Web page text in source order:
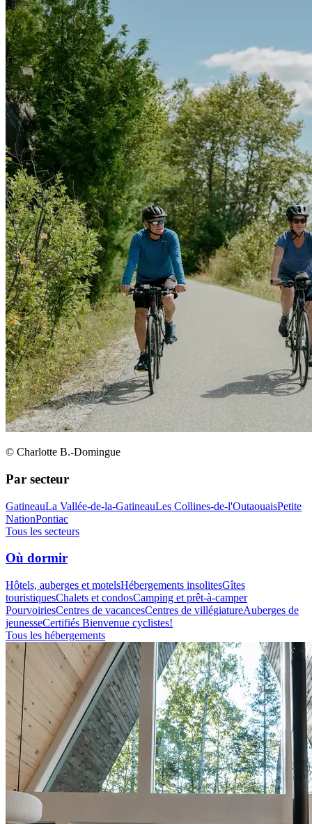
© Charlotte B.-Domingue
Par secteur
GatineauLa Vallée-de-la-GatineauLes Collines-de-l'OutaouaisPetite
NationPontiac
Tous les secteurs
Où dormir
Hôtels, auberges et motelsHébergements insolitesGîtes
touristiquesChalets et condosCamping et prêt-à-camper
PourvoiriesCentres de vacancesCentres de villégiatureAuberges de
jeunesseCertifiés Bienvenue cyclistes!
Tous les hébergements